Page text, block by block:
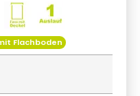
Flachboden